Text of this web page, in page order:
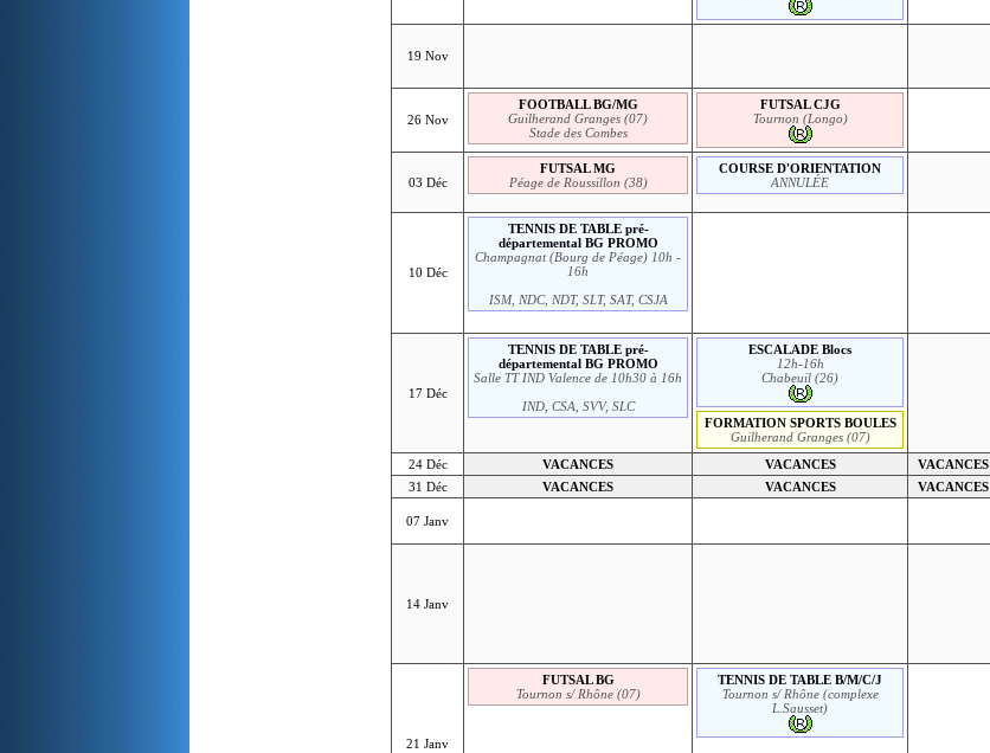
19 Nov
26 Nov
FOOTBALL BG/MG
Guilherand Granges (07)
Stade des Combes
FUTSAL CJG
Tournon (Longo)
03 Déc
FUTSAL MG
Péage de Roussillon (38)
COURSE D'ORIENTATION
ANNULÉE
10 Déc
TENNIS DE TABLE pré-
départemental BG PROMO
Champagnat (Bourg de Péage) 10h -
16h
ISM, NDC, NDT, SLT, SAT, CSJA
17 Déc
TENNIS DE TABLE pré-
départemental BG PROMO
Salle TT IND Valence de 10h30 à 16h
IND, CSA, SVV, SLC
ESCALADE Blocs
12h-16h
Chabeuil (26)
FORMATION SPORTS BOULES
Guilherand Granges (07)
24 Déc
VACANCES VACANCES VACANCES
31 Déc
VACANCES VACANCES VACANCES
07 Janv
14 Janv
21 Janv
FUTSAL BG
Tournon s/ Rhône (07)
TENNIS DE TABLE B/M/C/J
Tournon s/ Rhône (complexe
L.Sausset)